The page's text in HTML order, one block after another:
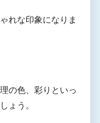
れな印象になりま
の色、彩りといっ
ょう。